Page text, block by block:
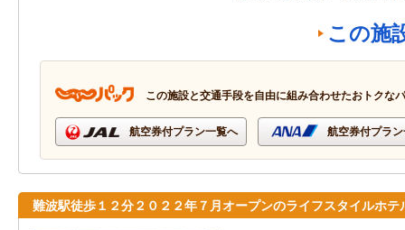
この施
この施設と交通手段を自由に組み合わせたおトクな
航空券付プラン一覧へ 航空券付プラ
難波駅徒歩１２分２０２２年７月オープンのライフスタイルホテ